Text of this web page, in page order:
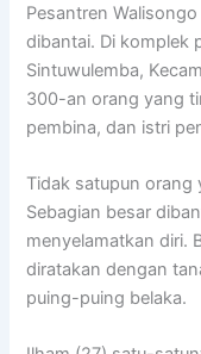
Pesantren
dibantai. Di komplek
Sintuwulemba,
300-an orang yang
pembina, dan istri
Tidak satupun orang
Sebagian besar
menyelamatkan diri.
diratakan dengan
puing-puing belaka.